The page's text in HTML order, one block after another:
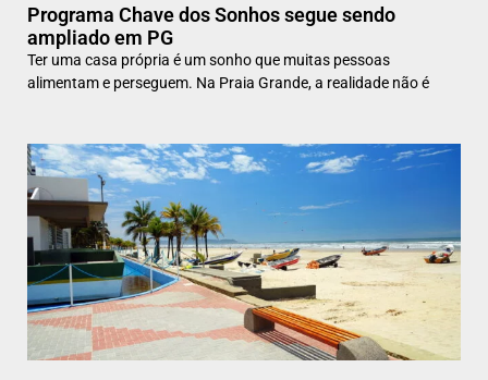
Programa Chave dos Sonhos segue sendo
ampliado em PG
Ter uma casa própria é um sonho que muitas pessoas
alimentam e perseguem. Na Praia Grande, a realidade não é